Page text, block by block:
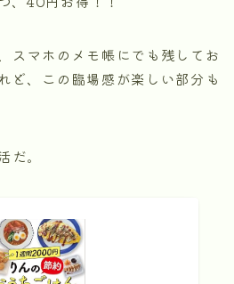
スマホのメモ帳にでも残してお
ど、この臨場感が楽しい部分も
だ。